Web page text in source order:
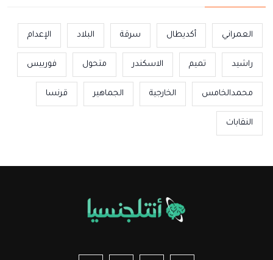
العمراني أكديطال سرقة البلاد الإعدام
راشيد تميم الاسكندر متحول فوربيس
محمدالخامس الخارجية الجماهير قرنسا
النقابات